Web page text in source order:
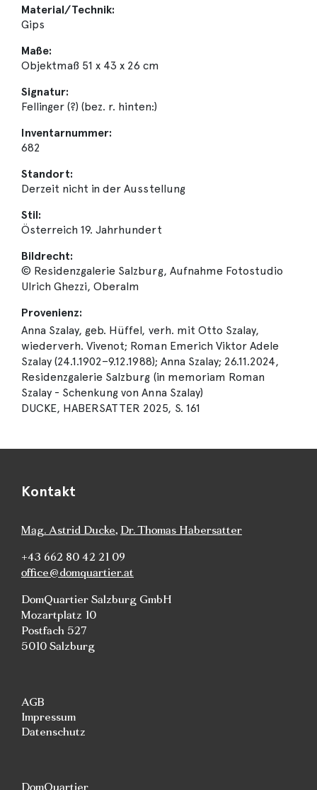
Material/Technik:
Gips
Maße:
Objektmaß 51 x 43 x 26 cm
Signatur:
Fellinger (?) (bez. r. hinten:)
Inventarnummer:
682
Standort:
Derzeit nicht in der Ausstellung
Stil:
Österreich 19. Jahrhundert
Bildrecht:
© Residenzgalerie Salzburg, Aufnahme Fotostudio
Ulrich Ghezzi, Oberalm
Provenienz:
Anna Szalay, geb. Hüffel, verh. mit Otto Szalay,
wiederverh. Vivenot; Roman Emerich Viktor Adele
Szalay (24.1.1902–9.12.1988); Anna Szalay; 26.11.2024,
Residenzgalerie Salzburg (in memoriam Roman
Szalay - Schenkung von Anna Szalay)
DUCKE, HABERSATTER 2025, S. 161
Kontakt
Mag. Astrid Ducke, Dr. Thomas Habersatter
+43 662 80 42 21 09
office@domquartier.at
DomQuartier Salzburg GmbH
Mozartplatz 10
Postfach 527
5010 Salzburg
AGB
Impressum
Datenschutz
DomQuartier